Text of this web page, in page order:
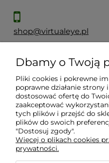
shop@virtualeye.pl
Moje konto
Płatności i dostawa
Informacje
O nas
Dbamy o Twoją
Pliki cookies i pokrewne
poprawne działanie strony
dostosować ofertę do
zaakceptować
tych plików i przejść do
plików do swoich
"Dostosuj zgody".
Więcej o plikach cookies
prywatności.